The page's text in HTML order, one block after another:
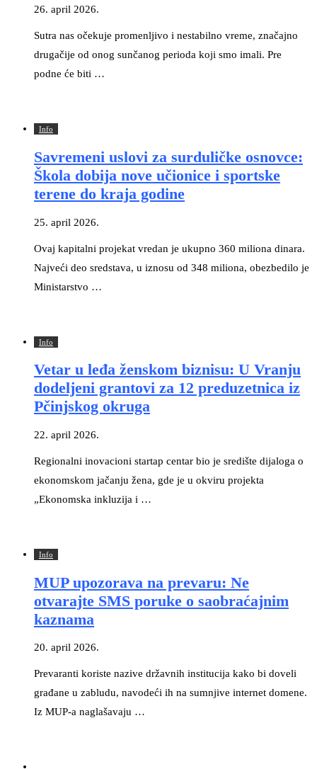
26. april 2026.
Sutra nas očekuje promenljivo i nestabilno vreme, značajno
drugačije od onog sunčanog perioda koji smo imali. Pre
podne će biti …
Info
Savremeni uslovi za surduličke osnovce:
Škola dobija nove učionice i sportske
terene do kraja godine
25. april 2026.
Ovaj kapitalni projekat vredan je ukupno 360 miliona dinara.
Najveći deo sredstava, u iznosu od 348 miliona, obezbedilo je
Ministarstvo …
Info
Vetar u leđa ženskom biznisu: U Vranju
dodeljeni grantovi za 12 preduzetnica iz
Pčinjskog okruga
22. april 2026.
Regionalni inovacioni startap centar bio je središte dijaloga o
ekonomskom jačanju žena, gde je u okviru projekta
„Ekonomska inkluzija i …
Info
MUP upozorava na prevaru: Ne
otvarajte SMS poruke o saobraćajnim
kaznama
20. april 2026.
Prevaranti koriste nazive državnih institucija kako bi doveli
građane u zabludu, navodeći ih na sumnjive internet domene.
Iz MUP-a naglašavaju …